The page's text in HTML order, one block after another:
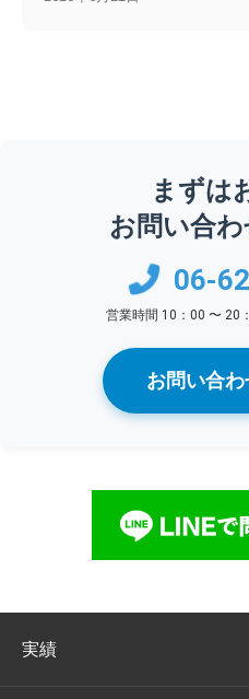
まずは
お問い合
06-
営業時間 10：00 〜 20
お問い合
実績